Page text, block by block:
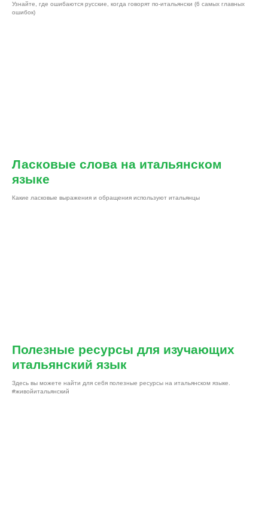
Узнайте, где ошибаются русские, когда говорят по-итальянски (6 самых главных
ошибок)
Ласковые слова на итальянском
языке
Какие ласковые выражения и обращения используют итальянцы
Полезные ресурсы для изучающих
итальянский язык
Здесь вы можете найти для себя полезные ресурсы на итальянском языке.
#живойитальянский